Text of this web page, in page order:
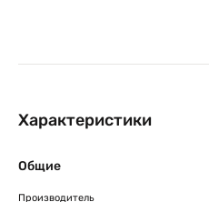
Характеристики
Общие
Производитель